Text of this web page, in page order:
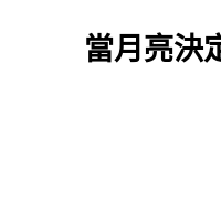
當月亮決